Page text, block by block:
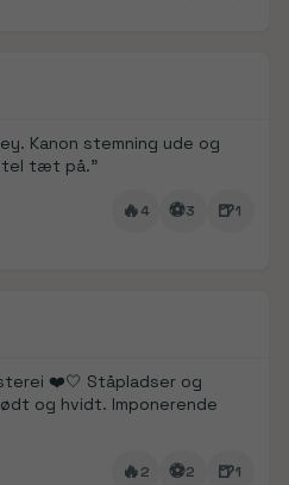
stemning ude og
tæt på."
🔥4 ⚽3 🍺1
❤️🤍 Ståpladser og
og hvidt. Imponerende
🔥2 ⚽2 🍺1